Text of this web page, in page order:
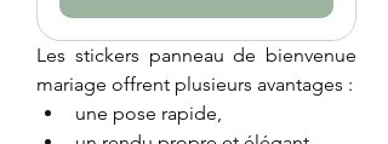
Les stickers panneau de bienvenue
mariage offrent plusieurs avantages :
une pose rapide,